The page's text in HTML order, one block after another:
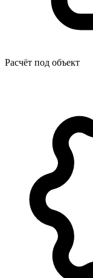
Расчёт под объект